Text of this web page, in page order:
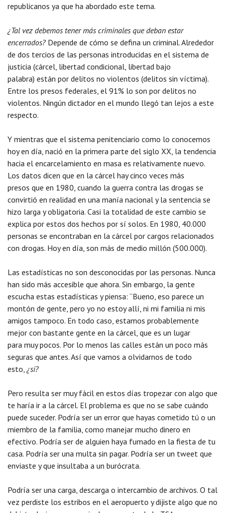
republicanos ya que ha abordado este tema.
¿Tal vez debemos tener más criminales que deban estar
encerrados? Depende de cómo se defina un criminal. Alrededor
de dos tercios de las personas introducidas en el sistema de
justicia (cárcel, libertad condicional, libertad bajo
palabra) están por delitos no violentos (delitos sin víctima).
Entre los presos federales, el 91% lo son por delitos no
violentos. Ningún dictador en el mundo llegó tan lejos a este
respecto.
Y mientras que el sistema penitenciario como lo conocemos
hoy en día, nació en la primera parte del siglo XX, la tendencia
hacia el encarcelamiento en masa es relativamente nuevo.
Los datos dicen que en la cárcel hay cinco veces más
presos que en 1980, cuando la guerra contra las drogas se
convirtió en realidad en una manía nacional y la sentencia se
hizo larga y obligatoria. Casi la totalidad de este cambio se
explica por estos dos hechos por sí solos. En 1980, 40.000
personas se encontraban en la cárcel por cargos relacionados
con drogas. Hoy en día, son más de medio millón (500.000).
Las estadísticas no son desconocidas por las personas. Nunca
han sido más accesible que ahora. Sin embargo, la gente
escucha estas estadísticas y piensa: “Bueno, eso parece un
montón de gente, pero yo no estoy allí, ni mi familia ni mis
amigos tampoco. En todo caso, estamos probablemente
mejor con bastante gente en la cárcel, que es un lugar
para muy pocos. Por lo menos las calles están un poco más
seguras que antes. Así que vamos a olvidarnos de todo
esto, ¿si?
Pero resulta ser muy fácil en estos días tropezar con algo que
te haría ir a la cárcel. El problema es que no se sabe cuándo
puede suceder. Podría ser un error que hayas cometido tú o un
miembro de la familia, como manejar mucho dinero en
efectivo. Podría ser de alguien haya fumado en la fiesta de tu
casa. Podría ser una multa sin pagar. Podría ser un tweet que
enviaste y que insultaba a un burócrata.
Podría ser una carga, descarga o intercambio de archivos. O tal
vez perdiste los estribos en el aeropuerto y dijiste algo que no